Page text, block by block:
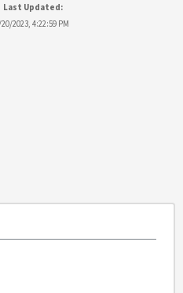
Last Updated:
2023, 4:22:59 PM